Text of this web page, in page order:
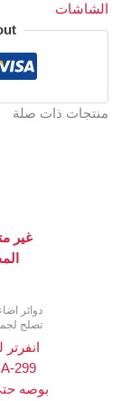
الشاشات
منتجات ذات صلة
غير
دوائر
تصلح